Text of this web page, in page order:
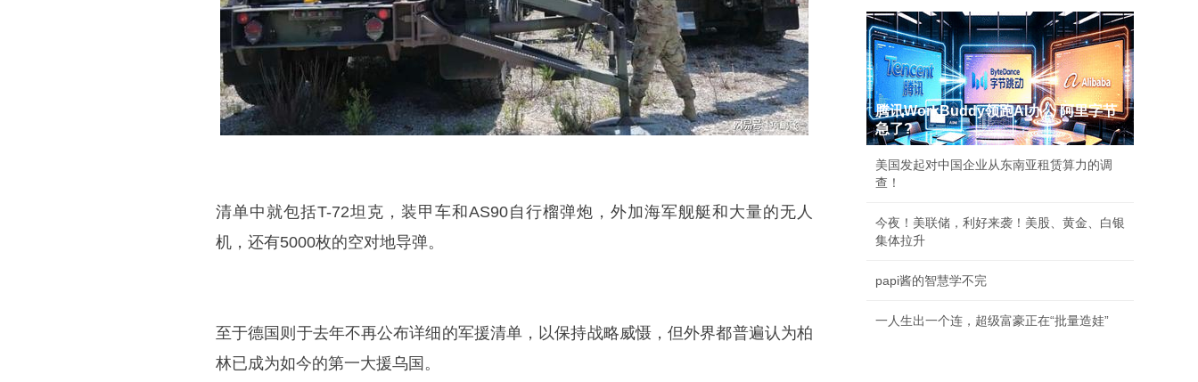
清单中就包括T-72坦克，装甲车和AS90自行榴弹炮，外加海军舰艇和大量的无人
机，还有5000枚的空对地导弹。
至于德国则于去年不再公布详细的军援清单，以保持战略威慑，但外界都普遍认为柏
林已成为如今的第一大援乌国。
腾讯WorkBuddy领跑AI办公 阿里字节
急了?
美国发起对中国企业从东南亚租赁算力的调
查！
今夜！美联储，利好来袭！美股、黄金、白银
集体拉升
papi酱的智慧学不完
一人生出一个连，超级富豪正在“批量造娃”